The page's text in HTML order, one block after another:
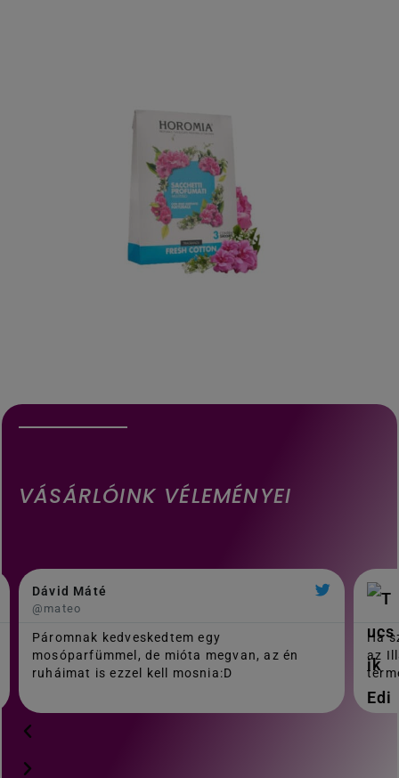
VÁSÁRLÓINK VÉLEMÉNYEI
Dávid Máté
@mateo
Páromnak kedveskedtem egy
mosóparfümmel, de mióta megvan, az én
ruháimat is ezzel kell mosnia:D
Ha
az